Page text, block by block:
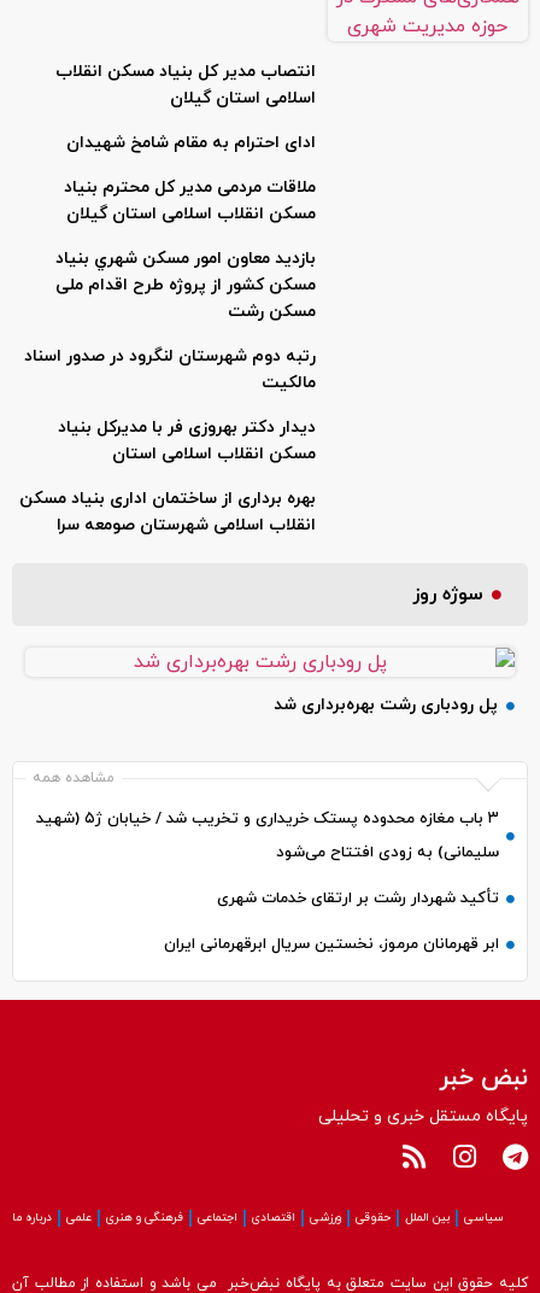
انتصاب مدیر کل بنیاد مسکن انقلاب
اسلامی استان گیلان
ادای احترام به مقام شامخ شهیدان
ملاقات مردمی مدیر کل محترم بنیاد
مسکن انقلاب اسلامی استان گیلان
بازديد معاون امور مسکن شهري بنياد
مسکن کشور از پروژه طرح اقدام ملی
مسکن رشت
رتبه دوم شهرستان لنگرود در صدور اسناد
مالکیت
دیدار دکتر بهروزی فر با مدیرکل بنیاد
مسکن انقلاب اسلامی استان
بهره برداری از ساختمان اداری بنیاد مسکن
انقلاب اسلامی شهرستان صومعه سرا
سوژه روز
پل رودباری رشت بهره‌برداری شد
مشاهده همه
۳ باب مغازه محدوده پستک خریداری و تخریب شد / خیابان ژ۵ (شهید
سلیمانی) به زودی افتتاح می‌شود
تأکید شهردار رشت بر ارتقای خدمات شهری
ابر قهرمانان مرموز، نخستین سریال ابرقهرمانی ایران
نبض خبر
پایگاه مستقل خبری و تحلیلی
سیاسی بین الملل حقوقی ورزشی اقتصادی اجتماعی فرهنگی و هنری علمی درباره ما
کلیه حقوق این سایت متعلق به پایگاه نبض‌خبر می باشد و استفاده از مطالب آن